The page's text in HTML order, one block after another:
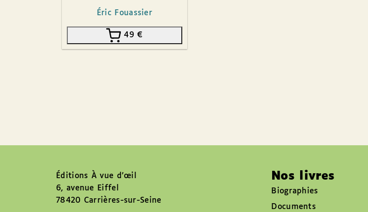
Éric Fouassier
49€
Éditions À vue d’œil
6, avenue Eiffel
78420 Carrières-sur-Seine
Nos livres
Biographies
Documents